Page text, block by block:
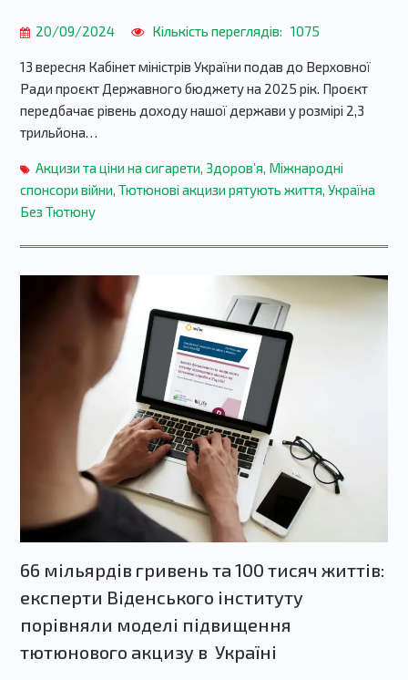
20/09/2024 Кількість переглядів: 1075
13 вересня Кабінет міністрів України подав до Верховної
Ради проєкт Державного бюджету на 2025 рік. Проєкт
передбачає рівень доходу нашої держави у розмірі 2,3
трильйона…
Акцизи та ціни на сигарети, Здоров’я, Міжнародні
спонсори війни, Тютюнові акцизи рятують життя, Україна
Без Тютюну
66 мільярдів гривень та 100 тисяч життів:
експерти Віденського інституту
порівняли моделі підвищення
тютюнового акцизу в Україні